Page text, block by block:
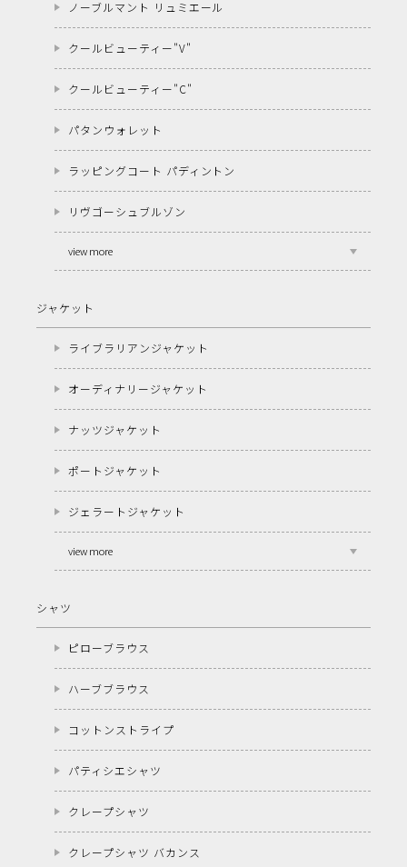
ノーブルマント リュミエール
クールビューティー"V"
クールビューティー"C"
パタンウォレット
ラッピングコート パディントン
リヴゴーシュブルゾン
view more
ジャケット
ライブラリアンジャケット
オーディナリージャケット
ナッツジャケット
ポートジャケット
ジェラートジャケット
view more
シャツ
ピローブラウス
ハーブブラウス
コットンストライプ
パティシエシャツ
クレープシャツ
クレープシャツ バカンス